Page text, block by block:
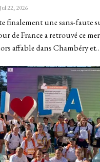
Jul 22, 2026
finalement une sans-faute
de France a retrouvé ce
affable dans Chambéry